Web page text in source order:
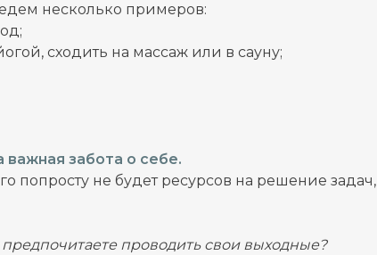
несколько примеров:
сходить на массаж или в сауну;
важная забота о себе.
попросту не будет ресурсов на решение задач,
проводить свои выходные?